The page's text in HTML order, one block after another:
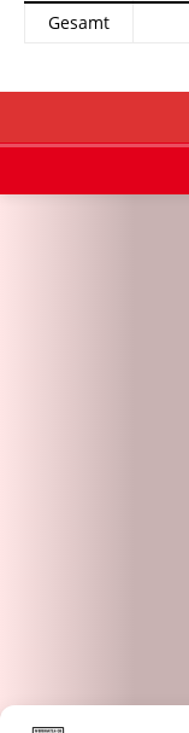
Gesamt